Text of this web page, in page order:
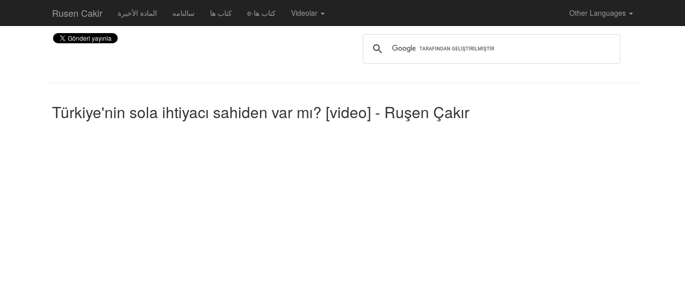
Rusen Cakir المادة الأخيرة سالنامه کتاب ها e-کتاب ها Videolar Other Languages
Türkiye'nin sola ihtiyacı sahiden var mı? [video] - Ruşen Çakır